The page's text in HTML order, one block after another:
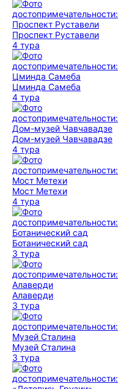
Проспект Руставели
4 тура
Цминда Самеба
4 тура
Дом-музей Чавчавадзе
4 тура
Мост Метехи
4 тура
Ботанический сад
3 тура
Алаверди
3 тура
Музей Сталина
3 тура